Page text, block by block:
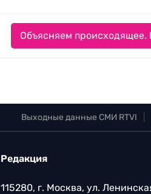
Объясняем происходящее.
Выходные данные СМИ RTVI
Редакция
115280, г. Москва, ул.